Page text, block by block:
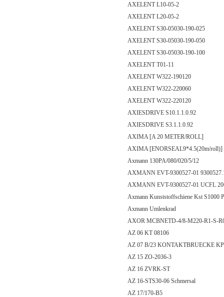
AXELENT L10-05-2
AXELENT L20-05-2
AXELENT S30-05030-190-025
AXELENT S30-05030-190-050
AXELENT S30-05030-190-100
AXELENT T01-11
AXELENT W322-190120
AXELENT W322-220060
AXELENT W322-220120
AXIESDRIVE S10.1.1.0.92
AXIESDRIVE S3.1.1.0.92
AXIMA [A 20 METER/ROLL]
AXIMA [ENORSEAL9*4.5(20m/
Axmann 130PA/080/020/5/12
AXMANN EVT-9300527-01
AXMANN EVT-9300527-01 UCFL
Axmann Kunststoffschiene Kst S1000
Axmann Umlenkrad
AXOR MCBNETD-4/8-M220-R1-S-
AZ 06 KT 08106
AZ 07 B/23 KONTAKTBRUECKE
AZ 15 ZO-2036-3
AZ 16 ZVRK-ST
AZ 16-STS30-06 Schmersal
AZ 17/170-B5